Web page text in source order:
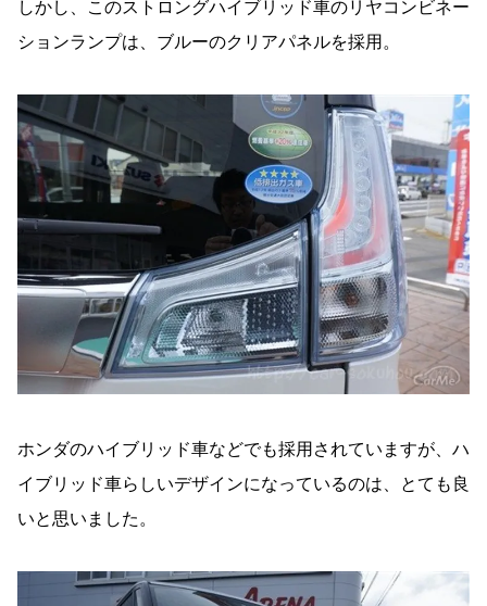
しかし、このストロングハイブリッド車のリヤコンビネー
ションランプは、ブルーのクリアパネルを採用。
ホンダのハイブリッド車などでも採用されていますが、ハ
イブリッド車らしいデザインになっているのは、とても良
いと思いました。